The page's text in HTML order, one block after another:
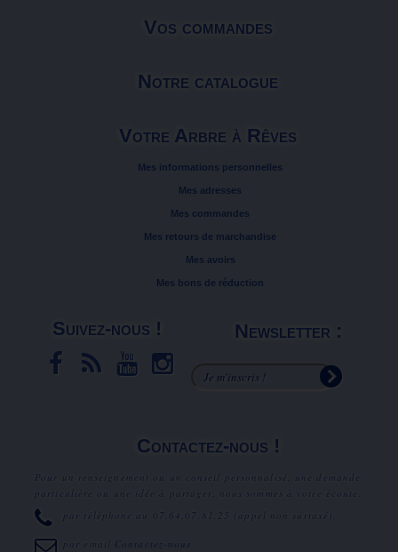
Vos commandes
Notre catalogue
Votre Arbre à Rêves
Mes informations personnelles
Mes adresses
Mes commandes
Mes retours de marchandise
Mes avoirs
Mes bons de réduction
Suivez-nous ! Newsletter :
Contactez-nous !
Pour un renseignement ou un conseil personnalisé, une demande
particulière ou une idée à partager, nous sommes à votre écoute.
par téléphone au
07.64.07.81.25 (appel non surtaxé).
par email Contactez-nous